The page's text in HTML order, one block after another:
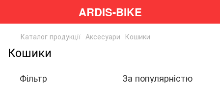
ARDIS-BIKE
Каталог продукції Аксесуари Кошики
Кошики
Фільтр За популярністю